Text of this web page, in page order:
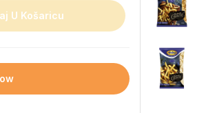
U Košaricu